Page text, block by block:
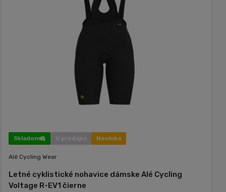
Skladom V predajni Novinka
Alé Cycling Wear
Letné cyklistické nohavice dámske Alé Cycling
Voltage R-EV1 čierne